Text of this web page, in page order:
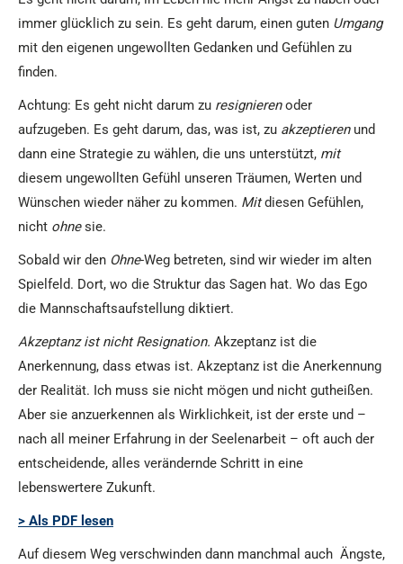
immer glücklich zu sein. Es geht darum, einen guten Umgang
mit den eigenen ungewollten Gedanken und Gefühlen zu
finden.
Achtung: Es geht nicht darum zu resignierenoder
aufzugeben. Es geht darum, das, was ist, zu akzeptierenund
dann eine Strategie zu wählen, die uns unterstützt, mit
diesem ungewollten Gefühl unseren Träumen, Werten und
Wünschen wieder näher zu kommen. Mitdiesen Gefühlen,
nicht ohnesie.
Sobald wir den Ohne-Weg betreten, sind wir wieder im alten
Spielfeld. Dort, wo die Struktur das Sagen hat. Wo das Ego
die Mannschaftsaufstellung diktiert.
Akzeptanz ist nicht Resignation. Akzeptanz ist die
Anerkennung, dass etwas ist. Akzeptanz ist die Anerkennung
der Realität. Ich muss sie nicht mögen und nicht gutheißen.
Aber sie anzuerkennen als Wirklichkeit, ist der erste und –
nach all meiner Erfahrung in der Seelenarbeit – oft auch der
entscheidende, alles verändernde Schritt in eine
lebenswertere Zukunft.
> Als PDF lesen
Auf diesem Weg verschwinden dann manchmal auch Ängste,